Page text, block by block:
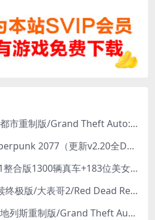
侠盗猎车手：罪恶都市重制版/Grand Theft Auto: Vice City – The Definitive Edition
赛博朋克2077/Cyberpunk 2077（更新v2.20全DLC）
GTA5中国风（1.41整合版1300辆真车+183位美女与英雄+200%存档）
荒野大镖客2：救赎终极版/大表哥2/Red Dead Redemption 2: Ultimate Edition（更新v1491.50终极版）
侠盗猎车手：圣安地列斯重制版/Grand Theft Auto: San Andreas – The Definitive Edition（更新v1.113.49697469）